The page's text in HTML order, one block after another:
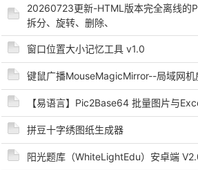
20260723更新-HTML版本完全离线的
拆分、旋转、删除、
窗口位置大小记忆工具 v1.0
键鼠广播MouseMagicMirror--局域网机
【易语言】Pic2Base64 批量图片与
拼豆十字绣图纸生成器
阳光题库（WhiteLightEdu）安卓端